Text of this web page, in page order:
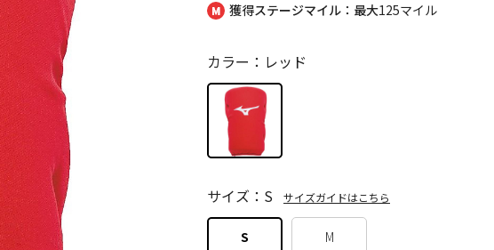
獲得ステージマイル：最大125マイル
カラー：レッド
S M
サイズ：S サイズガイドはこちら